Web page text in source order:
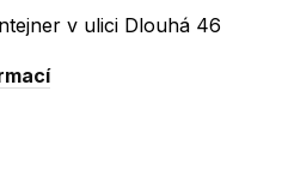
v ulici Dlouhá 46